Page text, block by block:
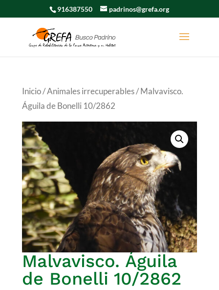
916387550 padrinos@grefa.org
Inicio/Animales irrecuperables/ Malvavisco.
Águila de Bonelli 10/2862
Malvavisco. Águila
de Bonelli 10/2862